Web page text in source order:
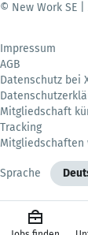
© New Work SE
Impressum
AGB
Datenschutz bei
Mitgliedschaft
Tracking
Mitgliedschaften
Sprache